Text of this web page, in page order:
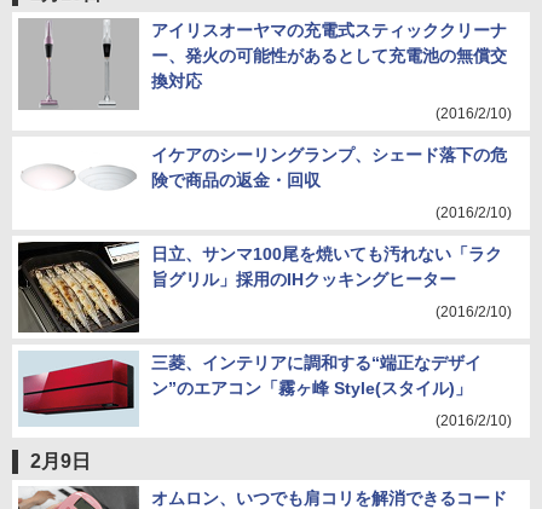
アイリスオーヤマの充電式スティッククリーナ
ー、発火の可能性があるとして充電池の無償交
換対応
(2016/2/10)
イケアのシーリングランプ、シェード落下の危
険で商品の返金・回収
(2016/2/10)
日立、サンマ100尾を焼いても汚れない「ラク
旨グリル」採用のIHクッキングヒーター
(2016/2/10)
三菱、インテリアに調和する“端正なデザイ
ン”のエアコン「霧ヶ峰 Style(スタイル)」
(2016/2/10)
2月9日
オムロン、いつでも肩コリを解消できるコード